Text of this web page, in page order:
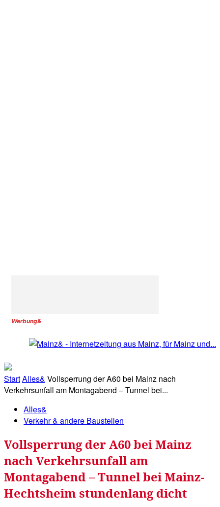
Werbung&
StartAlles& Vollsperrung der A60 bei Mainz nach
Verkehrsunfall am Montagabend – Tunnel bei...
Alles&
Verkehr & andere Baustellen
Vollsperrung der A60 bei Mainz
nach Verkehrsunfall am
Montagabend – Tunnel bei Mainz-
Hechtsheim stundenlang dicht